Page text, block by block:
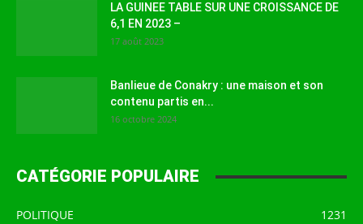
LA GUINEE TABLE SUR UNE CROISSANCE DE
6,1 EN 2023 –
17 août 2023
Banlieue de Conakry : une maison et son
contenu partis en...
16 octobre 2024
CATÉGORIE POPULAIRE
POLITIQUE
1231